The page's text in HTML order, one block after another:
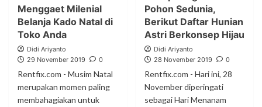
Menggaet Milenial
Belanja Kado Natal di
Toko Anda
Didi Ariyanto
29 November 2019
0
Rentfix.com - Musim Natal
merupakan momen paling
membahagiakan untuk
Pohon Sedunia,
Berikut Daftar Hunian
Astri Berkonsep Hijau
Didi Ariyanto
28 November 2019
0
Rentfix.com - Hari ini, 28
November diperingati
sebagai Hari Menanam